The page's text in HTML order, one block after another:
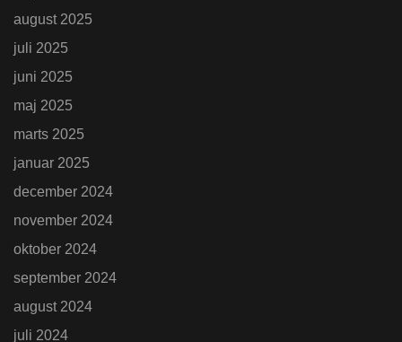
august 2025
juli 2025
juni 2025
maj 2025
marts 2025
januar 2025
december 2024
november 2024
oktober 2024
september 2024
august 2024
juli 2024